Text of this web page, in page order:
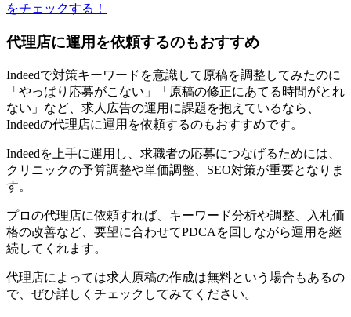
をチェックする！
代理店に運用を依頼するのもおすすめ
Indeedで対策キーワードを意識して原稿を調整してみたのに
「やっぱり応募がこない」「原稿の修正にあてる時間がとれ
ない」など、求人広告の運用に課題を抱えているなら、
Indeedの代理店に運用を依頼するのもおすすめです。
Indeedを上手に運用し、求職者の応募につなげるためには、
クリニックの予算調整や単価調整、SEO対策が重要となりま
す。
プロの代理店に依頼すれば、キーワード分析や調整、入札価
格の改善など、要望に合わせてPDCAを回しながら運用を継
続してくれます。
代理店によっては求人原稿の作成は無料という場合もあるの
で、ぜひ詳しくチェックしてみてください。